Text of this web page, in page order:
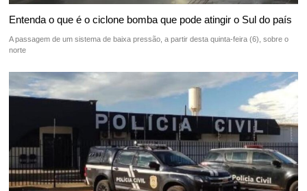
Entenda o que é o ciclone bomba que pode atingir o Sul do país
A passagem de um sistema de baixa pressão, a partir desta quinta-feira (6), sobre o
norte